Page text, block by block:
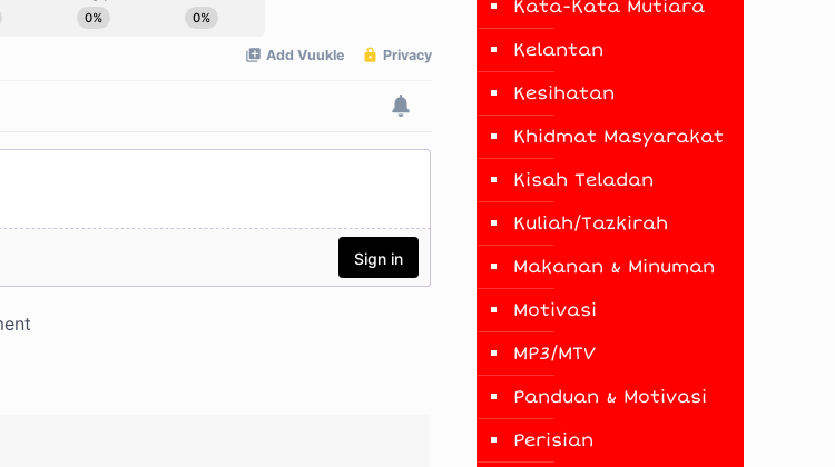
Kata-Kata Mutiara
Kelantan
Kesihatan
Khidmat Masyarakat
Kisah Teladan
Kuliah/Tazkirah
Makanan & Minuman
Motivasi
MP3/MTV
Panduan & Motivasi
Perisian